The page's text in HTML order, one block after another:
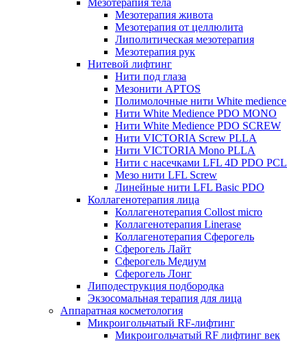
Мезотерапия тела
Мезотерапия живота
Мезотерапия от целлюлита
Липолитическая мезотерапия
Мезотерапия рук
Нитевой лифтинг
Нити под глаза
Мезонити APTOS
Полимолочные нити White medience
Нити White Medience PDO MONO
Нити White Medience PDO SCREW
Нити VICTORIA Screw PLLA
Нити VICTORIA Mono PLLA
Нити с насечками LFL 4D PDO PCL
Мезо нити LFL Screw
Линейные нити LFL Basic PDO
Коллагенотерапия лица
Коллагенотерапия Collost micro
Коллагенотерапия Linerase
Коллагенотерапия Сферогель
Сферогель Лайт
Сферогель Медиум
Сферогель Лонг
Липодеструкция подбородка
Экзосомальная терапия для лица
Аппаратная косметология
Микроигольчатый RF-лифтинг
Микроигольчатый RF лифтинг век